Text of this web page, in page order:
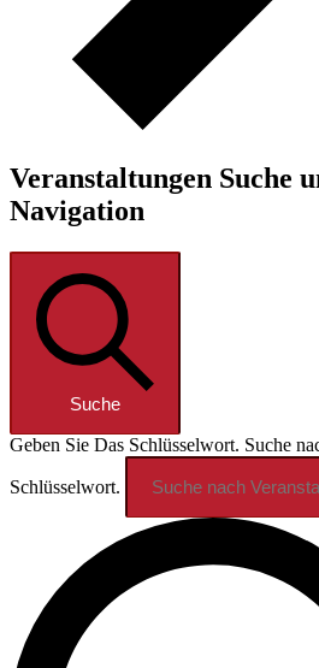
Veranstaltungen Suche
Navigation
Suche
Geben Sie Das Schlüsselwort. Suche
Schlüsselwort.